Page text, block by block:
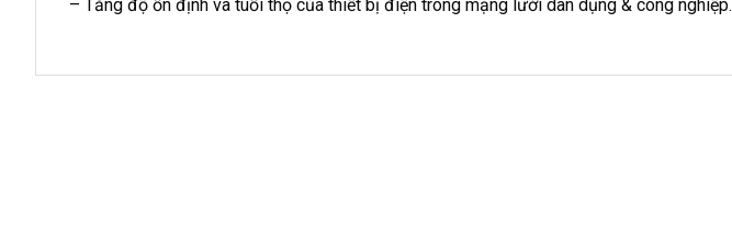
– Tăng độ ổn định và tuổi thọ của thiết bị điện trong mạng lưới dân dụng & công nghiệp.